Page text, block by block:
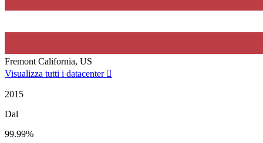
Fremont California, US
Visualizza tutti i datacenter
2015
Dal
99.99%